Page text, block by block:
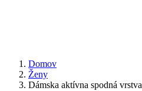
Domov
Ženy
Dámska aktívna spodná vrstva